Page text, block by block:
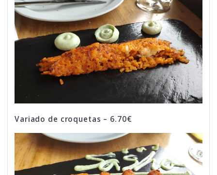
Variado de croquetas – 6.70€